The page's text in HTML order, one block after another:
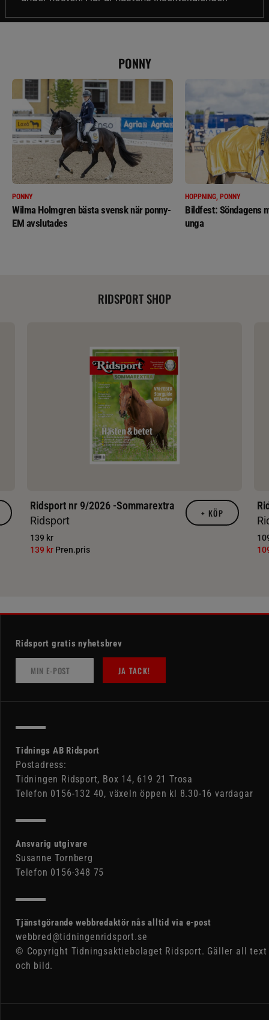
PONNY
PONNY
Wilma Holmgren bästa svensk när ponny-
EM avslutades
HOPPNING, PONNY
Bildfest: Söndagens
unga
RIDSPORT SHOP
Ridsport nr 9/2026 -Sommarextra
Ridsport
139 kr
139 kr Pren.pris
+ KÖP
Ridsport gratis nyhetsbrev
JA TACK!
Tidnings AB Ridsport
Postadress:
Tidningen Ridsport, Box 14, 619 21 Trosa
Telefon 0156-132 40, växeln öppen kl 8.30-16 vardagar
Ansvarig utgivare
Susanne Tornberg
Telefon 0156-348 75
Tjänstgörande webbredaktör nås alltid via e-post
webbred@tidningenridsport.se
© Copyright Tidningsaktiebolaget Ridsport. Gäller all text
och bild.